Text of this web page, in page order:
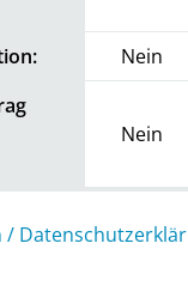
Nein
Nein
/